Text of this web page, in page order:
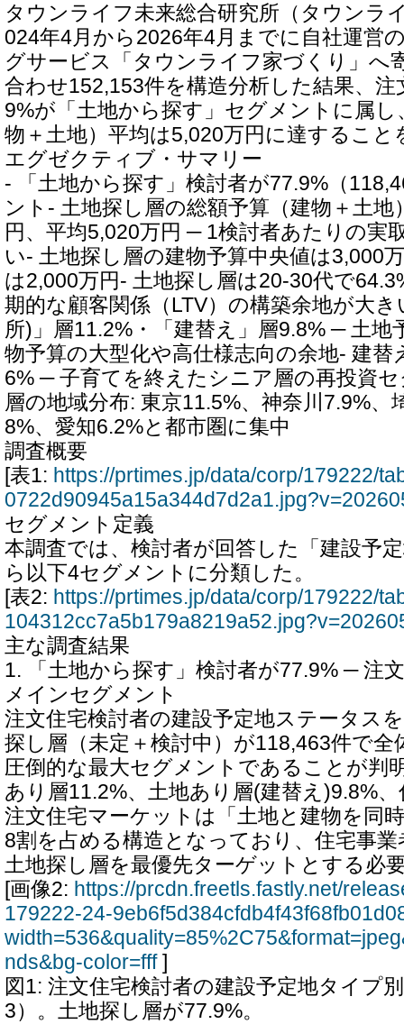
タウンライフ未来総合研究所（タウンラ
024年4月から2026年4月までに自社運営
グサービス「タウンライフ家づくり」へ
合わせ152,153件を構造分析した結果、注
9%が「土地から探す」セグメントに属し
物＋土地）平均は5,020万円に達すること
エグゼクティブ・サマリー
- 「土地から探す」検討者が77.9%（
ント- 土地探し層の総額予算（建物＋土地
円、平均5,020万円 ─ 1検討者あたりの実
い- 土地探し層の建物予算中央値は3,000
は2,000万円- 土地探し層は20-30代で
期的な顧客関係（LTV）の構築余地が大
所)」層11.2%・「建替え」層9.8% ─ 土地
物予算の大型化や高仕様志向の余地- 建替
6% ─ 子育てを終えたシニア層の再投資
層の地域分布: 東京11.5%、神奈川7.9%、
8%、愛知6.2%と都市圏に集中
調査概要
[表1: https://prtimes.jp/data/corp/179222/
セグメント定義
本調査では、検討者が回答した「建設予
ら以下4セグメントに分類した。
[表2: https://prtimes.jp/data/corp/179222/
主な調査結果
1. 「土地から探す」検討者が77.9% ─ 注
メインセグメント
注文住宅検討者の建設予定地ステータス
探し層（未定＋検討中）が118,463件で全
圧倒的な最大セグメントであることが判
あり層11.2%、土地あり層(建替え)9.8%
注文住宅マーケットは「土地と建物を同
8割を占める構造となっており、住宅事
土地探し層を最優先ターゲットとする必
[画像2: https://prcdn.freetls.fastly.net/
179222-24-
nds&bg-color=fff]
図1: 注文住宅検討者の建設予定地タイプ
3）。土地探し層が77.9%。